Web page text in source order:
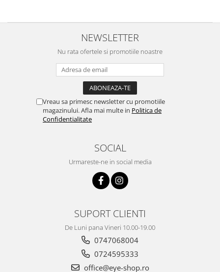
NEWSLETTER
Nu rata ofertele si promotiile noastre
Vreau sa primesc newsletter cu promotiile
magazinului. Afla mai multe in Politica de
Confidentialitate
SOCIAL
Urmareste-ne in social media
SUPORT CLIENTI
De Luni pana Vineri 10.00-19.00
0747068004
0724595333
office@eye-shop.ro